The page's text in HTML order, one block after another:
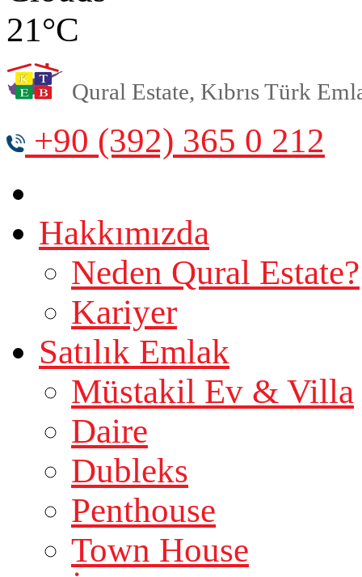
21°C
Qural Estate, Kıbrıs Türk
+90 (392) 365 0 212
Hakkımızda
Neden Qural Estate?
Kariyer
Satılık Emlak
Müstakil Ev & Villa
Daire
Dubleks
Penthouse
Town House